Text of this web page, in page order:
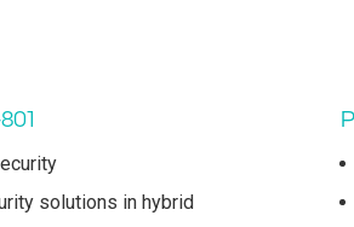
solutions in hybrid